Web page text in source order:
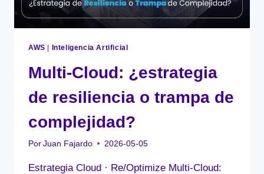
AWS | Inteligencia Artificial
Multi-Cloud: ¿estrategia
de resiliencia o trampa de
complejidad?
Por Juan Fajardo 2026-05-05
Estrategia Cloud · Re/Optimize Multi-Cloud: